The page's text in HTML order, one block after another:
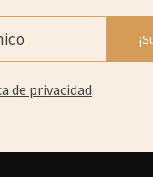
de privacidad